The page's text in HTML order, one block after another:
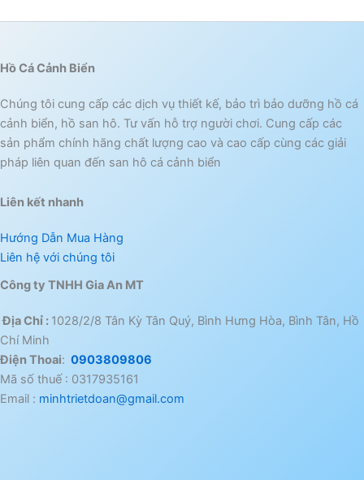
Hồ Cá Cảnh Biển
Chúng tôi cung cấp các dịch vụ thiết kế, bảo trì bảo dưỡng hồ cá
cảnh biển, hồ san hô. Tư vấn hỗ trợ người chơi. Cung cấp các
sản phẩm chính hãng chất lượng cao và cao cấp cùng các giải
pháp liên quan đến san hô cá cảnh biển
Liên kết nhanh
Hướng Dẫn Mua Hàng
Liên hệ với chúng tôi
Công ty TNHH Gia An MT
Địa Chỉ : 1028/2/8 Tân Kỳ Tân Quý, Bình Hưng Hòa, Bình Tân, Hồ
Chí Minh
Điện Thoai: 0903809806
Mã số thuế : 0317935161
Email : minhtrietdoan@gmail.com